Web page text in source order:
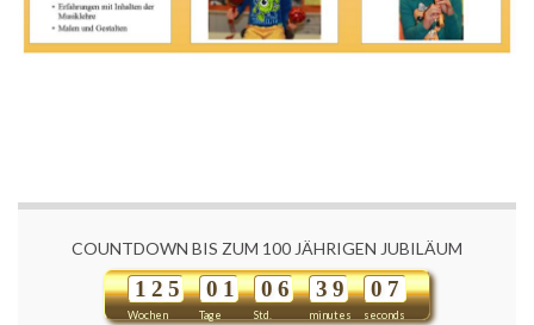
COUNTDOWN BIS ZUM 100 JÄHRIGEN JUBILÄUM
Wochen
1 2 5
Tage
0 1
Std.
0 6
minutes
3 9
seconds
0 7